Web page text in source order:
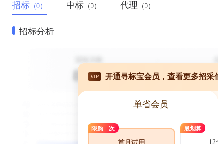
招标 （0） 中标 （0） 代理 （0）
招标分析
VIP 开通寻标宝会员，查看更多招采
单省会员
限购一次
首月试用
最划算
12